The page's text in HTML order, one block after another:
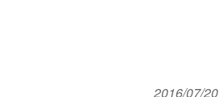
2016/07/20